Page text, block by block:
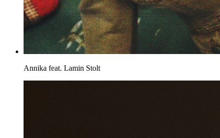
Annika feat. Lamin Stolt